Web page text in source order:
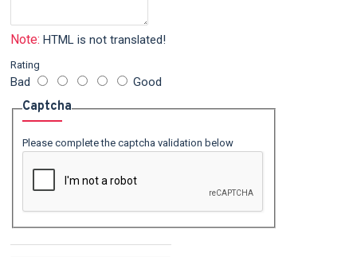
Note: HTML is not translated!
Rating
Bad Good
Captcha
Please complete the captcha validation below